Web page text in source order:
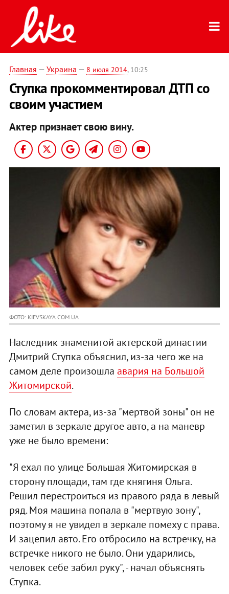
Главная — Украина — 8 июля 2014, 10:25
Ступка прокомментировал ДТП со
своим участием
Актер признает свою вину.
ФОТО: KIEVSKAYA.COM.UA
Наследник знаменитой актерской династии
Дмитрий Ступка объяснил, из-за чего же на
самом деле произошла авария на Большой
Житомирской.
По словам актера, из-за "мертвой зоны" он не
заметил в зеркале другое авто, а на маневр
уже не было времени:
"Я ехал по улице Большая Житомирская в
сторону площади, там где княгиня Ольга.
Решил перестроиться из правого ряда в левый
ряд. Моя машина попала в "мертвую зону",
поэтому я не увидел в зеркале помеху с права.
И зацепил авто. Его отбросило на встречку, на
встречке никого не было. Они ударились,
человек себе забил руку", - начал объяснять
Ступка.